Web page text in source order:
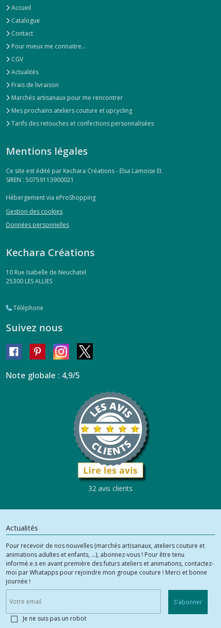
Accueil
Catalogue
Contact
Pour mieux me connaitre...
CGV
Actualités
Frais de livraison
Marchés artisanaux pour me rencontrer
Mes prochains ateliers couture et upcycling
Tarifs des retouches et confections personnalisées
Mentions légales
Ce site est édité par Kechara Créations - Elsa Lamoise EI.
SIREN : 50759113900021
Hébergement via eProShopping
Gestion des cookies
Données personnelles
Kechara Créations
10 Rue Isabelle de Neuchatel
25300 LES ALLIES
Téléphone
Suivez nous
Note globale : 4,9/5
32 avis clients
Actualités
Pour recevoir de nos nouvelles (marchés artisanaux, ateliers couture et
animations adultes et enfants, ...), abonnez-vous ! Pour être tenu
informé.e.s en avant première des futurs ateliers et animations, contactez-
moi par Whatapps pour rejoindre mon groupe couture ! Merci et bonne
journée !
S'abonner
Je ne suis pas un robot